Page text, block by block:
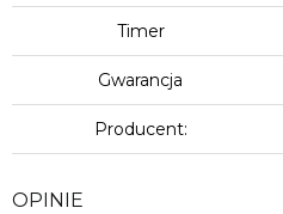
Timer
Gwarancja
Producent:
OPINIE